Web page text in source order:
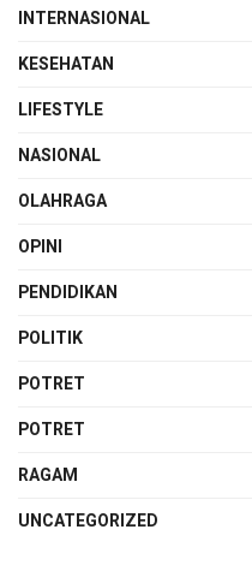
INTERNASIONAL
KESEHATAN
LIFESTYLE
NASIONAL
OLAHRAGA
OPINI
PENDIDIKAN
POLITIK
POTRET
POTRET
RAGAM
UNCATEGORIZED